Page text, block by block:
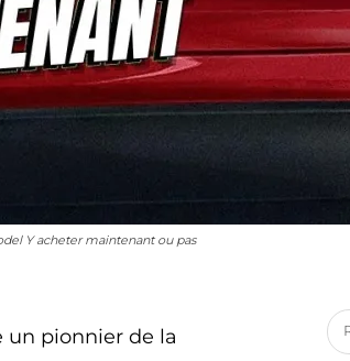
Y acheter maintenant ou pas
un pionnier de la